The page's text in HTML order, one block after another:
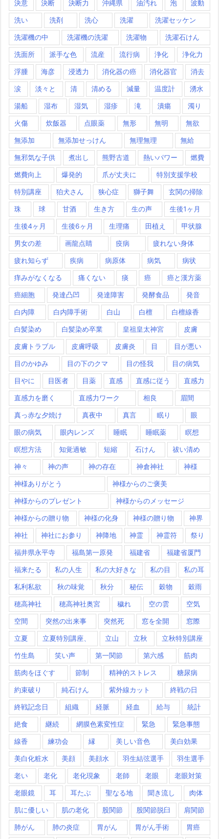
決意 決断 決断力 沖縄県 油汚れ 泡 波動
洗い 洗剤 洗心 洗濯 洗濯セッケン
洗濯機の中 洗濯機の洗濯 洗濯物 洗濯石けん
洗面所 派手な色 流産 流行病 浄化 浄化力
浮腫 海彦 浸透力 消化器の癌 消化器官 消去
涙 淡々と 清 清める 減量 温度計 湧水
湯船 湿布 湿気 湿疹 滝 潰瘍 濁り
火傷 炊飯器 点眼薬 無形 無明 無欲
無添加 無添加せっけん 無理無理 無給
無邪気な子供 煮出し 熊野古道 熱いパワー 燃費
燃費向上 爆発的 爪が丈夫に 特別支援学校
特別講座 狛犬さん 狭心症 獅子舞 玄関の掃除
珠 球 甘酒 生き方 生の声 生後1ヶ月
生後4ヶ月 生後6ヶ月 生理痛 田植え 甲状腺
男女の差 画龍点睛 疫病 疲れない身体
疲れ知らず 疾病 病原体 病気 病状
痒みがなくなる 痛くない 痰 癌 癌と漢方薬
癌細胞 発達凸凹 発達障害 発酵食品 発音
白内障 白内障手術 白山 白檀 白檀線香
白髪染め 白髪染め卒業 皇祖皇太神宮 皮膚
皮膚トラブル 皮膚呼吸 皮膚炎 目 目が悪い
目のかゆみ 目の下のクマ 目の怪我 目の病気
目やに 目医者 目薬 直感 直感に従う 直感力
直感力を磨く 直感力ワーク 相良 眉間
真っ赤な夕焼け 真夜中 真言 眠り 眼
眼の病気 眼内レンズ 睡眠 睡眠薬 瞑想
瞑想方法 知覚過敏 短縮 石けん 祓い清め
神々 神の声 神の存在 神倉神社 神様
神様ありがとう 神様からのご褒美
神様からのプレゼント 神様からのメッセージ
神様からの贈り物 神様の化身 神様の贈り物 神界
神社 神社にお参り 神降地 神霊 神霊符 祭り
福井県永平寺 福島第一原発 福建省 福建省厦門
福来たる 私の人生 私の大好きな 私の目 私の耳
私利私欲 秋の味覚 秋分 秘伝 穀物 穀雨
穂高神社 穂高神社奥宮 穢れ 空の雲 空気
空間 突然の出来事 突然死 窓を全開 窓際
立夏 立夏特別講座、 立山 立秋 立秋特別講座
竹生島 笑い声 第一関節 第六感 筋肉
筋肉をほぐす 節制 精神的ストレス 糖尿病
約束破り 純石けん 紫外線カット 終戦の日
終戦記念日 組織 経脈 経血 給与 統計
絶食 継続 網膜色素変性症 緊急 緊急事態
線香 練功会 縁 美しい音色 美白効果
美白化粧水 美顔 美顔水 羽生結弦選手 羽生選手
老い 老化 老化現象 老師 老眼 老眼対策
老眼鏡 耳 耳たぶ 聖なる地 聞き流し 肉体
肌に優しい 肌の老化 股関節 股関節脱臼 肩関節
肺がん 肺の炎症 胃がん 胃がん手術 胃癌